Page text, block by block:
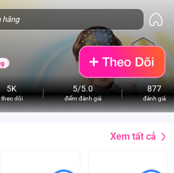
5K
theo dõi
5/5.0
điểm đánh giá
877
đánh giá
Xem tất cả